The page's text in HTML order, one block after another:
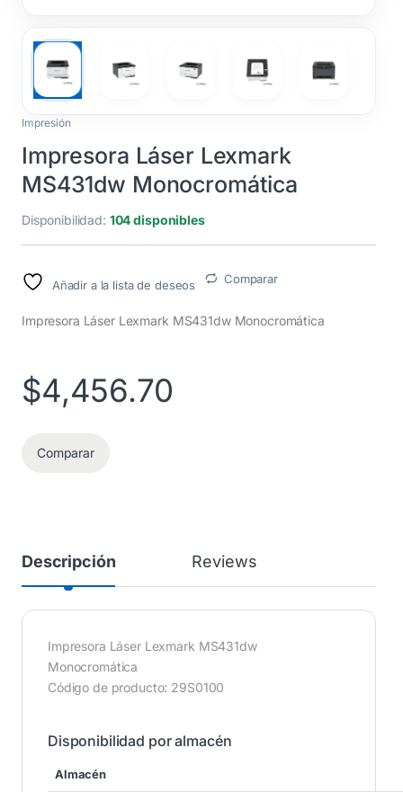
Impresión
Impresora Láser Lexmark
MS431dw Monocromática
Disponibilidad: 104 disponibles
Añadir a la lista de deseos Comparar
Impresora Láser Lexmark MS431dw Monocromática
$4,456.70
Comparar
Descripción Reviews
Impresora Láser Lexmark MS431dw
Monocromática
Código de producto: 29S0100
Disponibilidad por almacén
Almacén